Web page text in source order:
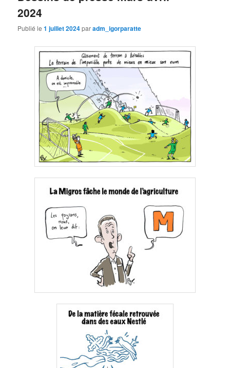
2024
Publié le1 juillet 2024paradm_igorparatte